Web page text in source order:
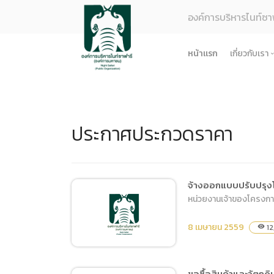
องค์การบริหารไนท์ซ
หน้าแรก เกี่ยวกับเรา
ข้อมูล
การจัด
ข้อบัง
ประกาศประกวดราคา
จ้างออกแบบปรับปรุง
หน่วยงานเจ้าของโครง
8 เมษายน 2559 visibility